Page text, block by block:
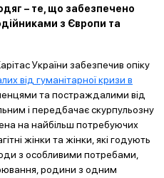
– те, що забезпечено
з Європи та
України забезпечив опіку
від гуманітарної кризи в
та постраждалими від
і передбачає скурпульозну
на найбільш потребуючих
жінки та жінки, які годують
з особливими потребами,
родини з одним